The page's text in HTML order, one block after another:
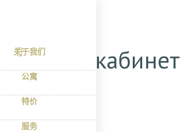
关于我们
公寓
特价
服务
Личный кабинет